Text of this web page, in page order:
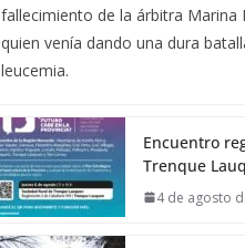
fallecimiento de la árbitra Marina
quien venía dando una dura
leucemia.
Encuentro
Trenque
4 de agosto